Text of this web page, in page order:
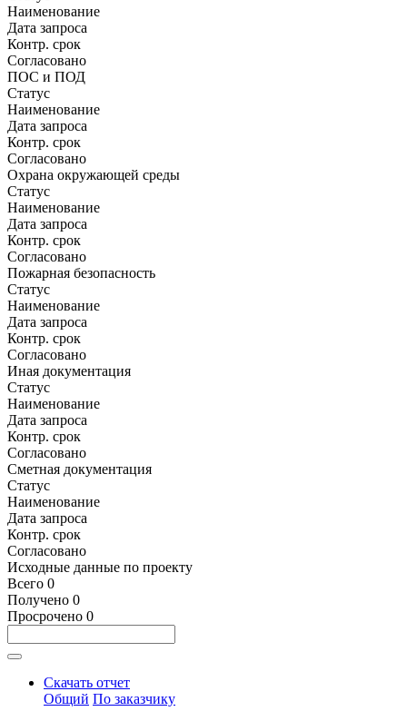
Наименование
Дата запроса
Контр. срок
Согласовано
ПОС и ПОД
Статус
Наименование
Дата запроса
Контр. срок
Согласовано
Охрана окружающей среды
Статус
Наименование
Дата запроса
Контр. срок
Согласовано
Пожарная безопасность
Статус
Наименование
Дата запроса
Контр. срок
Согласовано
Иная документация
Статус
Наименование
Дата запроса
Контр. срок
Согласовано
Сметная документация
Статус
Наименование
Дата запроса
Контр. срок
Согласовано
Исходные данные по проекту
Всего 0
Получено 0
Просрочено 0
Скачать отчет
Общий По заказчику